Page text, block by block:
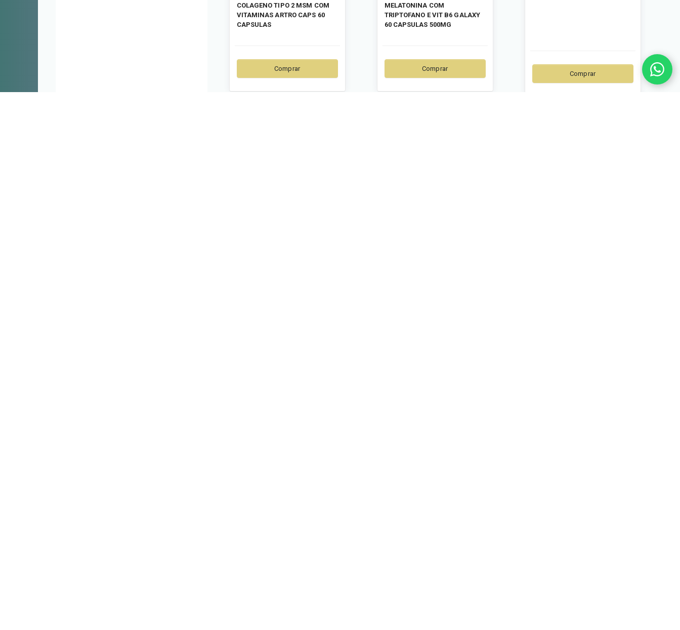
COLAGENO TIPO 2 MSM COM
VITAMINAS ARTRO CAPS 60
CAPSULAS
Comprar
MELATONINA COM
TRIPTOFANO E VIT B6 GALAXY
60 CAPSULAS 500MG
Comprar
Comprar